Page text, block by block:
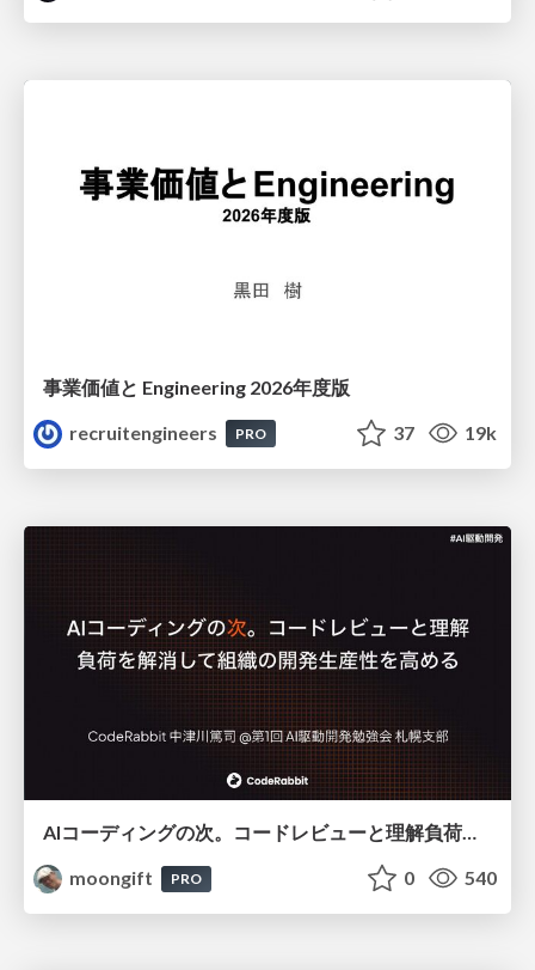
事業価値と Engineering 2026年度版
recruitengineers
PRO 37 19k
AIコーディングの次。コードレビューと理解負荷を解消して組織の開発生産性を高める
moongift
PRO 0 540